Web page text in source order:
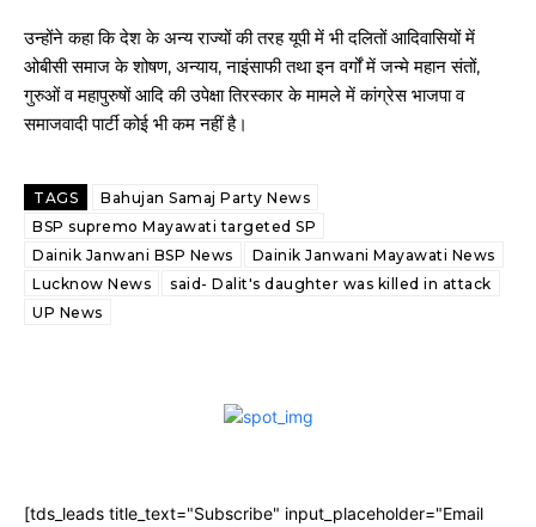
उन्होंने कहा कि देश के अन्य राज्यों की तरह यूपी में भी दलितों आदिवासियों में
ओबीसी समाज के शोषण, अन्याय, नाइंसाफी तथा इन वर्गों में जन्मे महान संतों,
गुरुओं व महापुरुषों आदि की उपेक्षा तिरस्कार के मामले में कांग्रेस भाजपा व
समाजवादी पार्टी कोई भी कम नहीं है।
TAGS
Bahujan Samaj Party News
BSP supremo Mayawati targeted SP
Dainik Janwani BSP News
Dainik Janwani Mayawati News
Lucknow News
said- Dalit's daughter was killed in attack
UP News
[tds_leads title_text="Subscribe" input_placeholder="Email